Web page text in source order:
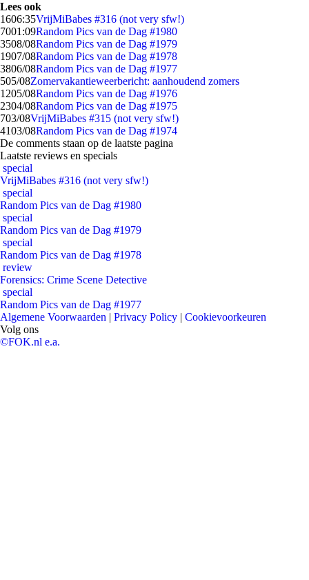
Lees ook
1606:35VrijMiBabes #316 (not very sfw!)
7001:09Random Pics van de Dag #1980
3508/08Random Pics van de Dag #1979
1907/08Random Pics van de Dag #1978
3806/08Random Pics van de Dag #1977
505/08Zomervakantieweerbericht: aanhoudend zomers
1205/08Random Pics van de Dag #1976
2304/08Random Pics van de Dag #1975
703/08VrijMiBabes #315 (not very sfw!)
4103/08Random Pics van de Dag #1974
De comments staan op de laatste pagina
Laatste reviews en specials
special
VrijMiBabes #316 (not very sfw!)
special
Random Pics van de Dag #1980
special
Random Pics van de Dag #1979
special
Random Pics van de Dag #1978
review
Forensics: Crime Scene Detective
special
Random Pics van de Dag #1977
Algemene Voorwaarden | Privacy Policy | Cookievoorkeuren
Volg ons
©FOK.nl e.a.